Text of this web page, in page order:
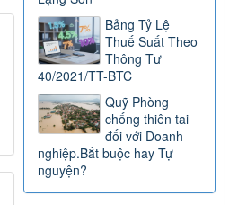
Bảng Tỷ Lệ
Thuế Suất Theo
Thông Tư
40/2021/TT-BTC
Quỹ Phòng
chống thiên tai
đối với Doanh
nghiệp.Bắt buộc hay Tự
nguyện?